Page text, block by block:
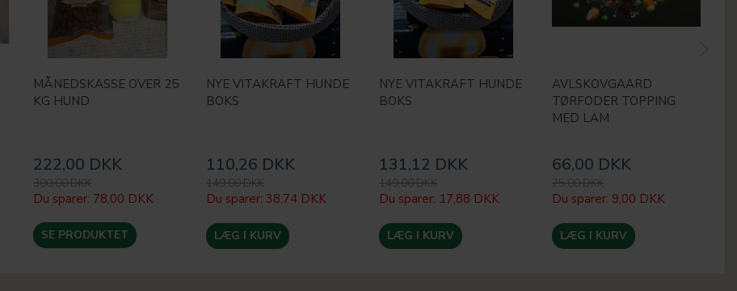
MÅNEDSKASSE OVER 25
KG HUND
222,00 DKK
300,00 DKK
Du sparer: 78,00 DKK
SE PRODUKTET
NYE VITAKRAFT HUNDE
BOKS
110,26 DKK
149,00 DKK
Du sparer: 38,74 DKK
LÆG I KURV
NYE VITAKRAFT HUNDE
BOKS
131,12 DKK
149,00 DKK
Du sparer: 17,88 DKK
LÆG I KURV
AVLSKOVGAARD
TØRFODER TOPPING
MED LAM
66,00 DKK
75,00 DKK
Du sparer: 9,00 DKK
LÆG I KURV